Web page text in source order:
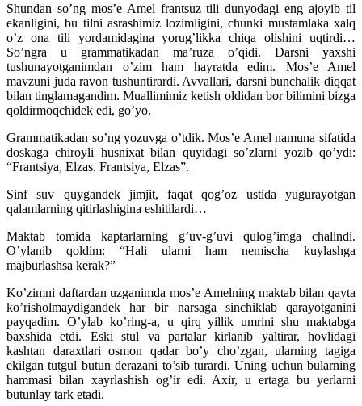
Shundan so’ng mos’e Amel frantsuz tili dunyodagi eng ajoyib til
ekanligini, bu tilni asrashimiz lozimligini, chunki mustamlaka xalq
o’z ona tili yordamidagina yorug’likka chiqaolishini uqtirdi…
So’ngra u grammatikadan ma’ruza o’qidi. Darsni yaxshi
tushunayotganimdan o’zim ham hayratda edim. Mos’e Amel
mavzuni juda ravon tushuntirardi. Avvallari, darsni bunchalik diqqat
bilan tinglamagandim. Muallimimiz ketish oldidan bor bilimini bizga
qoldirmoqchidek edi, go’yo.
Grammatikadan so’ng yozuvga o’tdik. Mos’e Amel namuna sifatida
doskaga chiroyli husnixat bilan quyidagi so’zlarni yozib qo’ydi:
“Frantsiya, Elzas. Frantsiya, Elzas”.
Sinf suv quygandek jimjit, faqat qog’oz ustida yugurayotgan
qalamlarning qitirlashigina eshitilardi…
Maktab tomida kaptarlarning g’uv-g’uvi qulog’imga chalindi.
O’ylanib qoldim: “Hali ularni ham nemischa kuylashga
majburlashsa kerak?”
Ko’zimni daftardan uzganimda mos’e Amelning maktab bilan qayta
ko’risholmaydigandek har bir narsaga sinchiklab qarayotganini
payqadim. O’ylab ko’ring-a, u qirq yillik umrini shu maktabga
baxshida etdi. Eski stul va partalar kirlanib yaltirar, hovlidagi
kashtan daraxtlari osmon qadar bo’y cho’zgan, ularning tagiga
ekilgan tutgul butun derazani to’sib turardi. Uning uchun bularning
hammasi bilan xayrlashish og’ir edi. Axir, u ertaga bu yerlarni
butunlay tark etadi.